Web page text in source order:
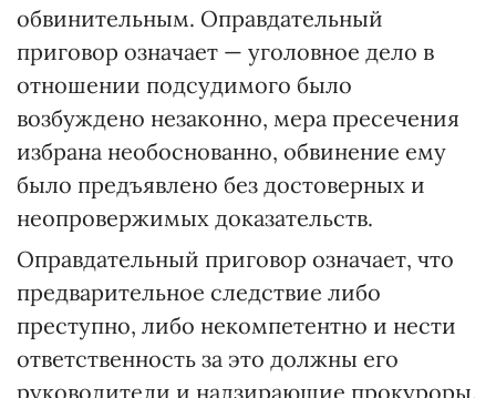
обвинительным. Оправдательный
приговор означает — уголовное дело в
отношении подсудимого было
возбуждено незаконно, мера пресечения
избрана необоснованно, обвинение ему
было предъявлено без достоверных и
неопровержимых доказательств.
Оправдательный приговор означает, что
предварительное следствие либо
преступно, либо некомпетентно и нести
ответственность за это должны его
руководители и надзирающие прокуроры.